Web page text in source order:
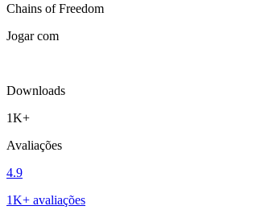
Chains of Freedom
Jogar com
Downloads
1K+
Avaliações
4.9
1K+ avaliações